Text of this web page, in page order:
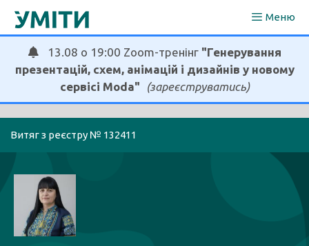
Перейти
Меню
13.08 о 19:00 Zoom-тренінг "Генерування
презентацій, схем, анімацій і дизайнів у новому
сервісі Moda"
(зареєструватись)
Витяг з реєстру № 132411